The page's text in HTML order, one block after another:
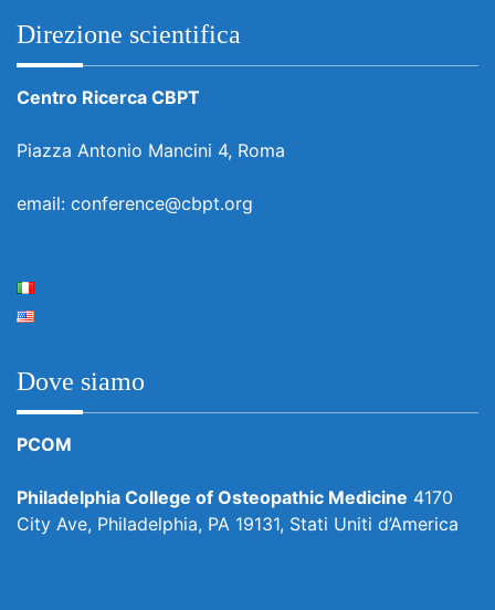
Direzione scientifica
Centro Ricerca CBPT
Piazza Antonio Mancini 4, Roma
email: conference@cbpt.org
Dove siamo
PCOM
Philadelphia College of Osteopathic Medicine 4170
City Ave, Philadelphia, PA 19131, Stati Uniti d’America